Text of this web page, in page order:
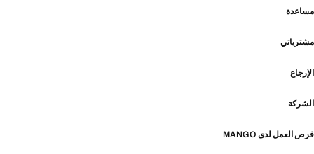
مساعدة
مشترياتي
الإرجاع
الشركة
فرص العمل لدى MANGO